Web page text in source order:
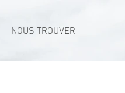
NOUS TROUVER